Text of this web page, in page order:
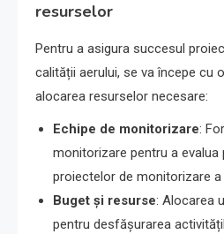
resurselor
Pentru a asigura succesul
calității aerului, se va începe cu
alocarea resurselor necesare:
Echipe de monitorizare:
monitorizare pentru a evalua
proiectelor de monitorizare a
Buget și resurse: Alocarea
pentru desfășurarea